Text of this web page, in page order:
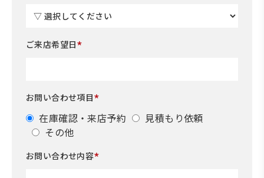
ご来店希望日*
お問い合わせ項目*
在庫確認・来店予約
見積もり依頼
その他
お問い合わせ内容*